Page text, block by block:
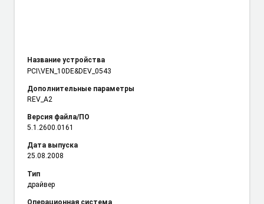
Название устройства
PCI\VEN_10DE&DEV_0543
Дополнительные параметры
REV_A2
Версия файла/ПО
5.1.2600.0161
Дата выпуска
25.08.2008
Тип
драйвер
Операционная система